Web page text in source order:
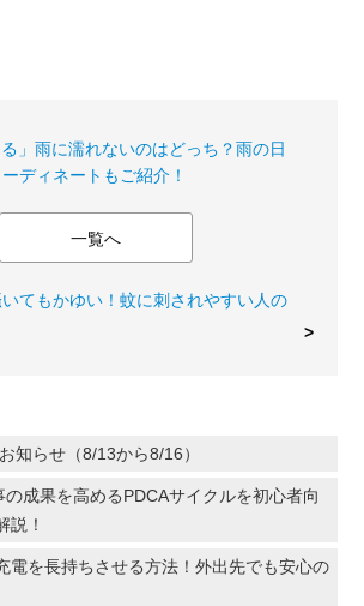
」雨に濡れないのはどっち？雨の日
ディネートもご紹介！
一覧へ
てもかゆい！蚊に刺されやすい人の
知らせ（8/13から8/16）
成果を高めるPDCAサイクルを初心者向
説！
電を長持ちさせる方法！外出先でも安心の